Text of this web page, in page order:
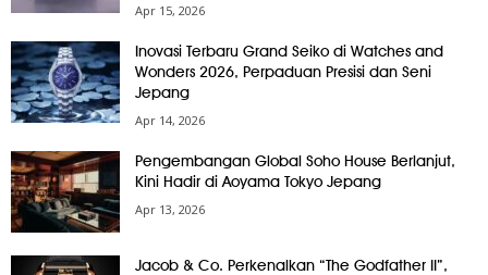
Apr 15, 2026
Inovasi Terbaru Grand Seiko di Watches and
Wonders 2026, Perpaduan Presisi dan Seni
Jepang
Apr 14, 2026
Pengembangan Global Soho House Berlanjut,
Kini Hadir di Aoyama Tokyo Jepang
Apr 13, 2026
Jacob & Co. Perkenalkan “The Godfather II”,